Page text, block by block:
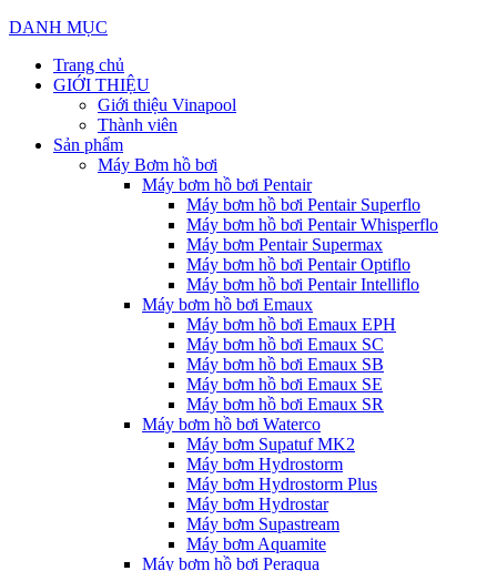
DANH MỤC
Trang chủ
GIỚI THIỆU
Giới thiệu Vinapool
Thành viên
Sản phẩm
Máy Bơm hồ bơi
Máy bơm hồ bơi Pentair
Máy bơm hồ bơi Pentair Superflo
Máy bơm hồ bơi Pentair Whisperflo
Máy bơm Pentair Supermax
Máy bơm hồ bơi Pentair Optiflo
Máy bơm hồ bơi Pentair Intelliflo
Máy bơm hồ bơi Emaux
Máy bơm hồ bơi Emaux EPH
Máy bơm hồ bơi Emaux SC
Máy bơm hồ bơi Emaux SB
Máy bơm hồ bơi Emaux SE
Máy bơm hồ bơi Emaux SR
Máy bơm hồ bơi Waterco
Máy bơm Supatuf MK2
Máy bơm Hydrostorm
Máy bơm Hydrostorm Plus
Máy bơm Hydrostar
Máy bơm Supastream
Máy bơm Aquamite
Máy bơm hồ bơi Peraqua